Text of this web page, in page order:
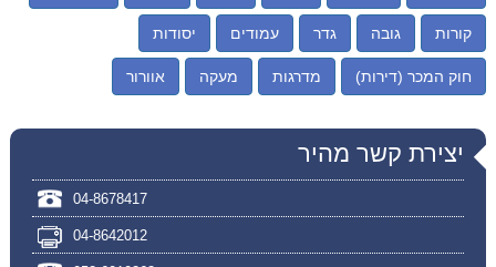
קורות גובה גדר עמודים יסודות
חוק המכר (דירות) מדרגות מעקה אוורור
יצירת קשר מהיר
04-8678417
04-8642012